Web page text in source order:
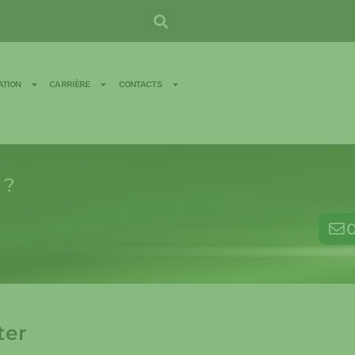
CARRIÈRE CONTACTS